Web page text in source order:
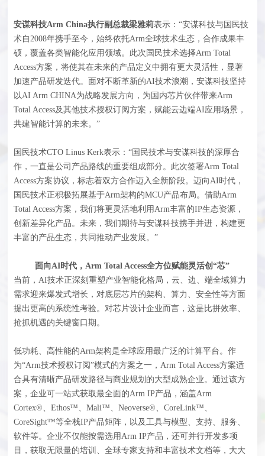
安谋科技Arm China执行副总裁梁雅莉表示：“安谋科技与国民技
术自2008年携手至今，始终依托Arm全球技术生态，合作成果丰
硕，覆盖各类智能化应用领域。此次国民技术选择Arm Total
Access方案，将使其在未来的产品定义中拥有更大灵活性，显著
加速产品研发迭代。面对不断革新的AI技术浪潮，安谋科技坚持
以AI Arm CHINA为战略发展方向，为国内芯片伙伴带来Arm
Total Access及其他技术授权订阅方案，赋能云边端AI应用场景，
共建智能计算的未来。”
国民技术CTO Linus Kerk表示：“国民技术与安谋科技的深厚合
作，一直是公司产品路线的重要组成部分。此次签署Arm Total
Access方案协议，标志着双方合作迈入全新阶段。迈向AI时代，
国民技术正积极拓展基于Arm架构的MCU产品布局。借助Arm
Total Access方案，我们将更灵活地利用Arm丰富的IP生态资源，
创新差异化产品。未来，我们期待与安谋科技携手并进，构建更
丰富的产品生态，共同推动产业发展。”
面向AI时代，Arm Total Access全方位赋能灵活创“芯”
当前，AI技术正深刻重塑产业智能化格局，云、边、端全域算力
需求迎来爆发式增长，对底层芯片的架构、算力、安全性等方面
提出更高的系统性考验。对芯片设计企业而言，这是比拼效率、
抢抓机遇的关键窗口期。
低功耗、高性能的Arm架构是全球应用最广泛的计算平台。作
为“Arm技术授权订阅”模式的方案之一，Arm Total Access方案适
合具有清晰产品研发路径与商业规划的大型成熟企业。通过该方
案，企业可一站式获取最全面的Arm IP产品，涵盖Arm
Cortex®、Ethos™、Mali™、Neoverse®、CoreLink™、
CoreSight™等全栈IP产品矩阵，以及工具与模型、支持、服务、
软件等。企业不仅能按需选用Arm IP产品，还可并行开发多项
目，获取无限量的培训、全球专家支持和丰富技术文档等，大大